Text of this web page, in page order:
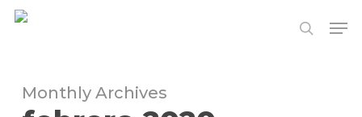
Skip
search
Monthly Archives